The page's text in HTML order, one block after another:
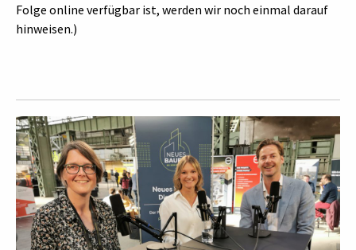
Folge online verfügbar ist, werden wir noch einmal darauf
hinweisen.)